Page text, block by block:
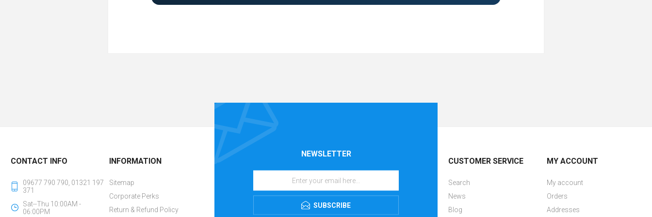
NEWSLETTER
SUBSCRIBE
CONTACT INFO
09677 790 790, 01321 197
371
Sat--Thu 10:00AM -
06:00PM
INFORMATION
Sitemap
Corporate Perks
Return & Refund Policy
CUSTOMER SERVICE
Search
News
Blog
MY ACCOUNT
My account
Orders
Addresses